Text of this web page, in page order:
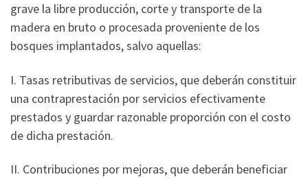
grave la libre producción, corte y transporte de la
madera en bruto o procesada proveniente de los
bosques implantados, salvo aquellas:
I. Tasas retributivas de servicios, que deberán constituir
una contraprestación por servicios efectivamente
prestados y guardar razonable proporción con el costo
de dicha prestación.
II. Contribuciones por mejoras, que deberán beneficiar